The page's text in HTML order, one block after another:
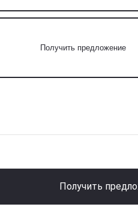
Получить предложение
Получить